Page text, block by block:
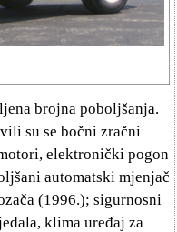
brojna poboljšanja.
su se bočni zračni
elektronički pogon
automatski mjenjač
(1996.); sigurnosni
klima uređaj za